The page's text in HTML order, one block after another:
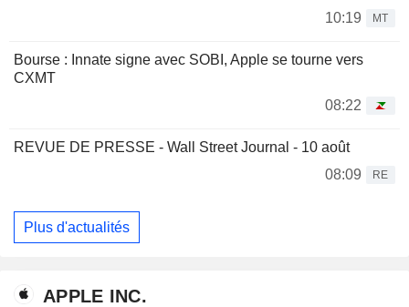
10:19
MT
Bourse : Innate signe avec SOBI, Apple se tourne vers
CXMT
08:22
REVUE DE PRESSE - Wall Street Journal - 10 août
08:09
RE
Plus d'actualités
APPLE INC.